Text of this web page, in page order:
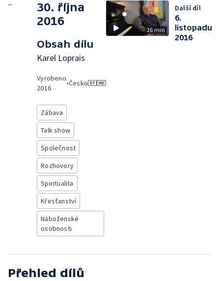
30. října
2016
Obsah dílu
Karel Loprais
Vyrobeno
2016
•Česko
Zábava
Talk show
Společnost
Rozhovory
Spiritualita
Křesťanství
Náboženské
osobnosti
26 min
Další díl
6.
listopadu
2016
Přehled dílů